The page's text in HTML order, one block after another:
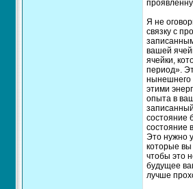
Я не
связку с
вашей
ячейки,
период».
нынешнего
этими
опыта в
состояние
состояние
Это нужно
которые вы
чтобы это
будущее
лучше